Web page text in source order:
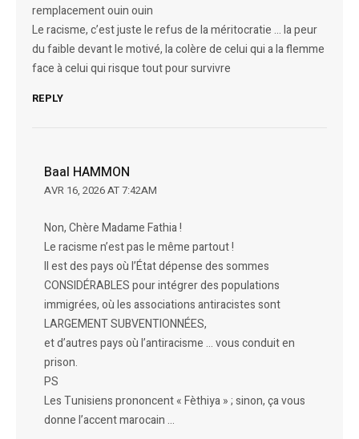
remplacement ouin ouin
Le racisme, c’est juste le refus de la méritocratie … la peur
du faible devant le motivé, la colère de celui qui a la flemme
face à celui qui risque tout pour survivre
REPLY
Baal HAMMON
AVR 16, 2026 AT 7:42AM
Non, Chère Madame Fathia !
Le racisme n’est pas le même partout !
Il est des pays où l’État dépense des sommes
CONSIDÉRABLES pour intégrer des populations
immigrées, où les associations antiracistes sont
LARGEMENT SUBVENTIONNÉES,
et d’autres pays où l’antiracisme … vous conduit en
prison.
PS
Les Tunisiens prononcent « Fèthiya » ; sinon, ça vous
donne l’accent marocain …